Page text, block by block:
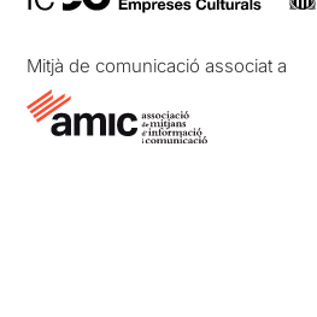
Mitjà de comunicació associat a